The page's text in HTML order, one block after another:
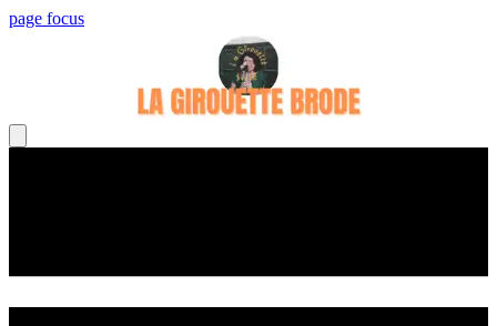
page focus